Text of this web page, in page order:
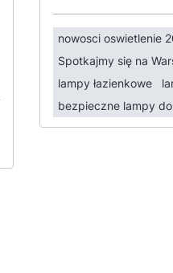
nowosci oswietlenie
Spotkajmy się na
lampy łazienkowe
bezpieczne lampy do